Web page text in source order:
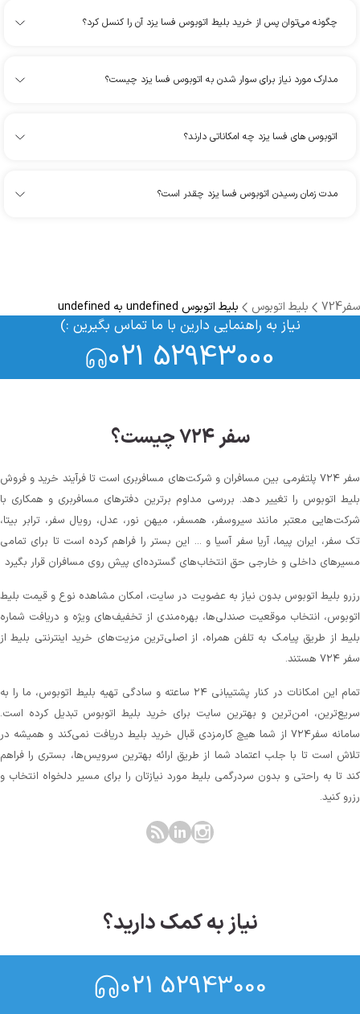
چگونه می‌توان پس از خرید بلیط اتوبوس فسا یزد آن را کنسل کرد؟
مدارک مورد نیاز برای سوار شدن به اتوبوس فسا یزد چیست؟
اتوبوس های فسا یزد چه امکاناتی دارند؟
مدت زمان رسیدن اتوبوس فسا یزد چقدر است؟
سفر724 بلیط اتوبوس بلیط اتوبوس undefined به undefined
نیاز به راهنمایی دارین با ما تماس بگیرین :)
021 52943000
سفر ۷۲۴ چیست؟
سفر ۷۲۴ پلتفرمی بین مسافران و شرکت‌های مسافربری است تا فرآیند خرید و فروش
بلیط اتوبوس را تغییر دهد. بررسی مداوم برترین دفترهای مسافربری و همکاری با
شرکت‌هایی معتبر مانند سیروسفر، همسفر، میهن‌ نور، عدل، رویال سفر، ترابر بیتا،
تک سفر، ایران پیما، آریا سفر آسیا و ... این بستر را فراهم کرده است تا برای تمامی
مسیرهای داخلی و خارجی حق انتخاب‌های گسترده‌ای پیش روی مسافران قرار بگیرد
رزرو بلیط اتوبوس بدون نیاز به عضویت در سایت، امکان مشاهده نوع و قیمت بلیط
اتوبوس، انتخاب موقعیت صندلی‌ها، بهره‌مندی از تخفیف‌های ویژه و دریافت شماره‌
بلیط از طریق پیامک به تلفن همراه، از اصلی‌ترین مزیت‌های خرید اینترنتی بلیط از
سفر ۷۲۴ هستند.
تمام این امکانات در کنار پشتیبانی‌ ۲۴ ساعته و سادگی تهیه بلیط اتوبوس، ما را به
سریع‌ترین، امن‌ترین و بهترین سایت برای خرید بلیط اتوبوس تبدیل کرده است.
سامانه سفر۷۲۴ از شما هیچ کارمزدی قبال خرید بلیط دریافت نمی‌کند و همیشه در
تلاش است تا با جلب اعتماد شما از طریق ارائه بهترین سرویس‌ها، بستری را فراهم
کند تا به راحتی و بدون سردرگمی بلیط مورد نیازتان را برای مسیر دلخواه انتخاب و
رزرو کنید.
نیاز به کمک دارید؟
021 52943000